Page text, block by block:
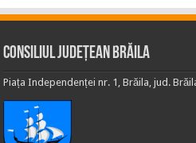
Consiliul Județean Brăila
Piața Independenței nr. 1, Brăila, jud.